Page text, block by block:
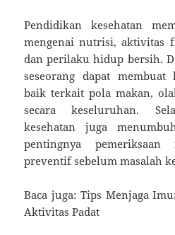
Pendidikan kesehatan
mengenai nutrisi, aktivitas
dan perilaku hidup bersih.
seseorang dapat
baik terkait pola makan,
secara keseluruhan.
kesehatan juga
pentingnya
preventif sebelum masalah
Baca juga: Tips Menjaga
Aktivitas Padat